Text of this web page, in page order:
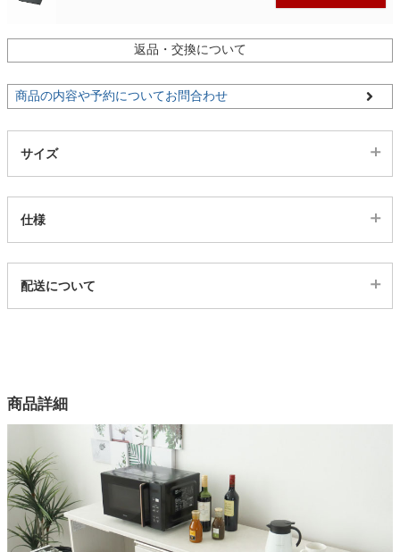
キッチン用品
インテリア雑貨
ガーデン
返品・交換について
商品の内容や予約についてお問合わせ
サイズ
仕様
4203339
2色
材質
ハイフレックス
注意
単品で使用不可能。必ず下台と合わせてご注文ください。
配送について
商品詳細